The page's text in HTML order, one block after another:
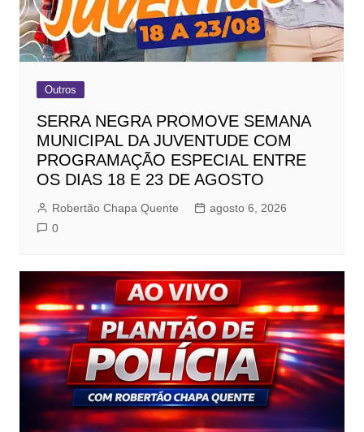
Outros
SERRA NEGRA PROMOVE SEMANA
MUNICIPAL DA JUVENTUDE COM
PROGRAMAÇÃO ESPECIAL ENTRE
OS DIAS 18 E 23 DE AGOSTO
Robertão Chapa Quente
agosto 6, 2026
0